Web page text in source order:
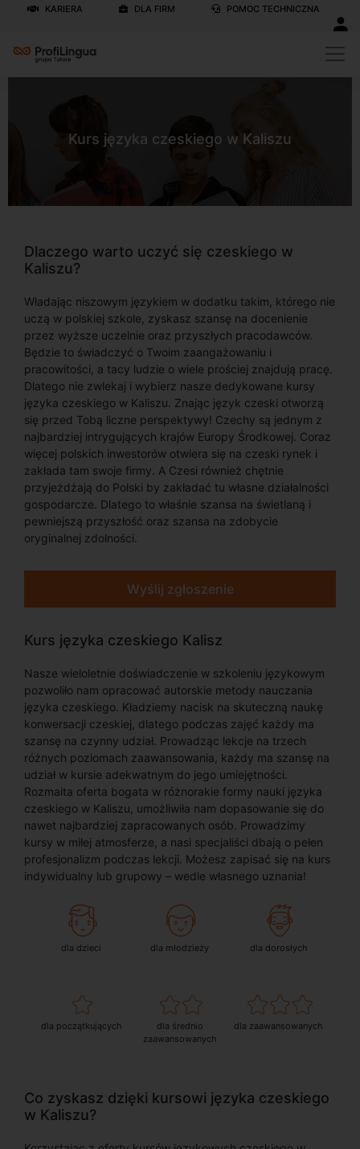
KARIERA DLA FIRM POMOC TECHNICZNA
Kurs języka czeskiego w Kaliszu
Dlaczego warto uczyć się czeskiego w
Kaliszu?
Władając niszowym językiem w dodatku takim, którego nie
uczą w polskiej szkole, zyskasz szansę na docenienie
przez wyższe uczelnie oraz przyszłych pracodawców.
Będzie to świadczyć o Twoim zaangażowaniu i
pracowitości, a tacy ludzie o wiele prościej znajdują pracę.
Dlatego nie zwlekaj i wybierz nasze dedykowane kursy
języka czeskiego w Kaliszu. Znając język czeski otworzą
się przed Tobą liczne perspektywy! Czechy są jednym z
najbardziej intrygujących krajów Europy Środkowej. Coraz
więcej polskich inwestorów otwiera się na czeski rynek i
zakłada tam swoje firmy. A Czesi również chętnie
przyjeżdżają do Polski by zakładać tu własne działalności
gospodarcze. Dlatego to właśnie szansa na świetlaną i
pewniejszą przyszłość oraz szansa na zdobycie
oryginalnej zdolności.
Wyślij zgłoszenie
Kurs języka czeskiego Kalisz
Nasze wieloletnie doświadczenie w szkoleniu językowym
pozwoliło nam opracować autorskie metody nauczania
języka czeskiego. Kładziemy nacisk na skuteczną naukę
konwersacji czeskiej, dlatego podczas zajęć każdy ma
szansę na czynny udział. Prowadząc lekcje na trzech
różnych poziomach zaawansowania, każdy ma szansę na
udział w kursie adekwatnym do jego umiejętności.
Rozmaita oferta bogata w różnorakie formy nauki języka
czeskiego w Kaliszu, umożliwiła nam dopasowanie się do
nawet najbardziej zapracowanych osób. Prowadzimy
kursy w miłej atmosferze, a nasi specjaliści dbają o pełen
profesjonalizm podczas lekcji. Możesz zapisać się na kurs
indywidualny lub grupowy – wedle własnego uznania!
dla dzieci dla młodzieży dla dorosłych
dla początkujących
dla średnio
zaawansowanych
dla zaawansowanych
Co zyskasz dzięki kursowi języka czeskiego
w Kaliszu?